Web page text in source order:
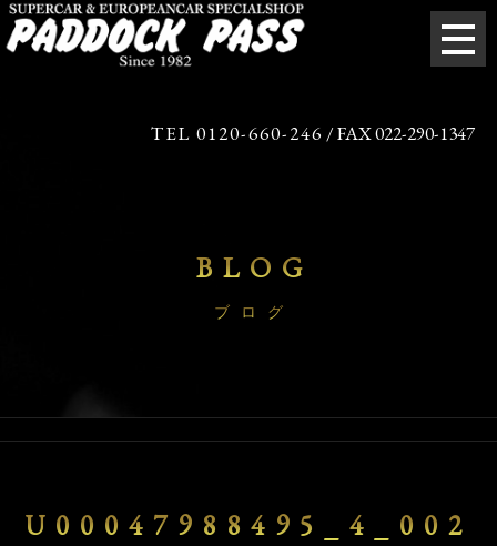
TEL 0120-660-246 / FAX 022-290-1347
BLOG
ブログ
U00047988495_4_002